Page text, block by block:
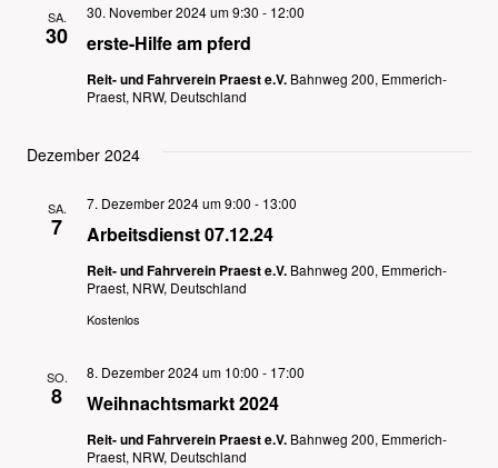
SA.
30 erste-Hilfe am pferd
30. November 2024 um 9:30 - 12:00
Reit- und Fahrverein Praest e.V. Bahnweg 200, Emmerich-
Praest, NRW, Deutschland
Dezember 2024
SA.
7 Arbeitsdienst 07.12.24
7. Dezember 2024 um 9:00 - 13:00
Reit- und Fahrverein Praest e.V. Bahnweg 200, Emmerich-
Praest, NRW, Deutschland
Kostenlos
SO.
8 Weihnachtsmarkt 2024
8. Dezember 2024 um 10:00 - 17:00
Reit- und Fahrverein Praest e.V. Bahnweg 200, Emmerich-
Praest, NRW, Deutschland